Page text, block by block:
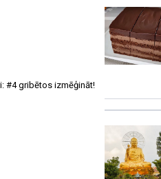
#4 gribētos izmēģināt!